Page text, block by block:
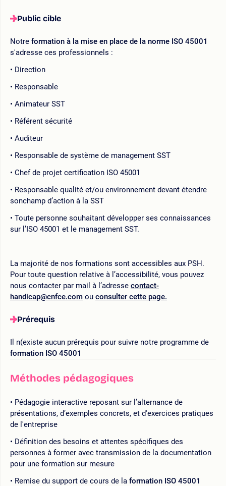
Public cible
Notre formation à la mise en place de la norme ISO 45001
s'adresse ces professionnels :
Direction
Responsable
Animateur SST
Référent sécurité
Auditeur
Responsable de système de management SST
Chef de projet certification ISO 45001
Responsable qualité et/ou environnement devant étendre
sonchamp d’action à la SST
Toute personne souhaitant développer ses connaissances
sur l’ISO 45001 et le management SST.
La majorité de nos formations sont accessibles aux PSH.
Pour toute question relative à l’accessibilité, vous pouvez
nous contacter par mail à l’adresse contact-
handicap@cnfce.com ou consulter cette page.
Prérequis
Il n(existe aucun prérequis pour suivre notre programme de
formation ISO 45001
Méthodes pédagogiques
Pédagogie interactive reposant sur l’alternance de
présentations, d’exemples concrets, et d'exercices pratiques
de l'entreprise
Définition des besoins et attentes spécifiques des
personnes à former avec transmission de la documentation
pour une formation sur mesure
Remise du support de cours de la formation ISO 45001